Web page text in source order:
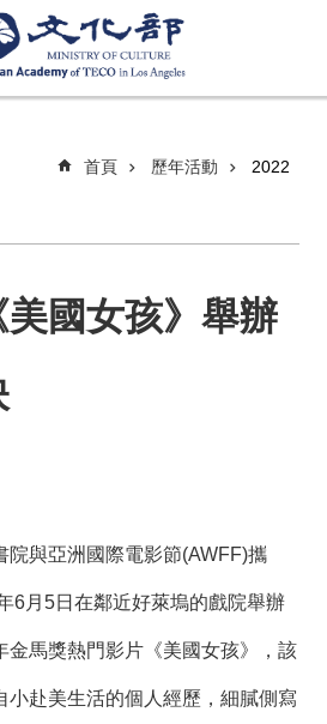
首頁 歷年活動 2022
國女孩》舉辦
院與亞洲國際電影節(AWFF)攜
6月5日在鄰近好萊塢的戲院舉辦
金馬獎熱門影片《美國女孩》，該
小赴美生活的個人經歷，細膩側寫